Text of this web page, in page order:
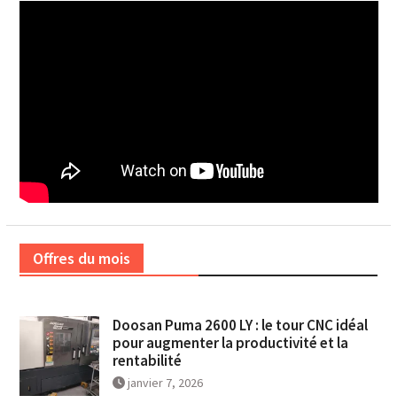
Offres du mois
Doosan Puma 2600 LY : le tour CNC idéal
pour augmenter la productivité et la
rentabilité
janvier 7, 2026